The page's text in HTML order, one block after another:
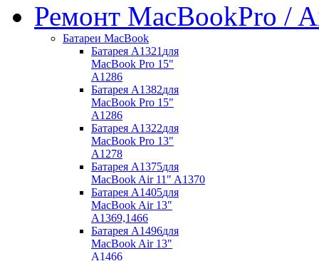
Ремонт MacBookPro /
Батареи MacBook
Батарея A1321 для
MacBook Pro 15"
A1286
Батарея A1382для
MacBook Pro 15"
A1286
Батарея A1322для
MacBook Pro 13"
A1278
Батарея A1375для
MacBook Air 11" A1370
Батарея A1405для
MacBook Air 13"
A1369,1466
Батарея A1496для
MacBook Air 13"
A1466